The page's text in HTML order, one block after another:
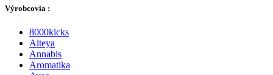
Výrobcovia :
8000kicks
Alteya
Annabis
Aromatika